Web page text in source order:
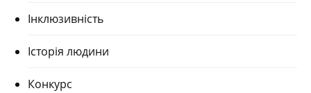
Інклюзивність
Історія людини
Конкурс